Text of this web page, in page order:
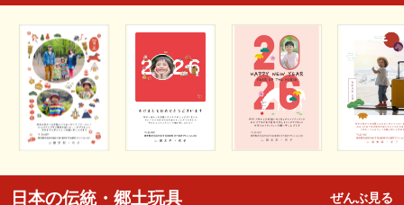
日本の伝統・郷土玩具 ぜんぶ見る